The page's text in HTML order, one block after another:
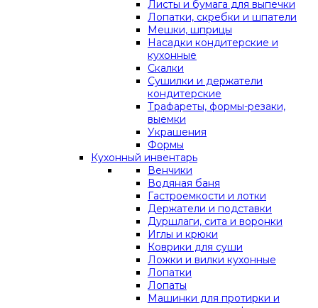
Листы и бумага для выпечки
Лопатки, скребки и шпатели
Мешки, шприцы
Насадки кондитерские и
кухонные
Скалки
Сушилки и держатели
кондитерские
Трафареты, формы-резаки,
выемки
Украшения
Формы
Кухонный инвентарь
Венчики
Водяная баня
Гастроемкости и лотки
Держатели и подставки
Дуршлаги, сита и воронки
Иглы и крюки
Коврики для суши
Ложки и вилки кухонные
Лопатки
Лопаты
Машинки для протирки и